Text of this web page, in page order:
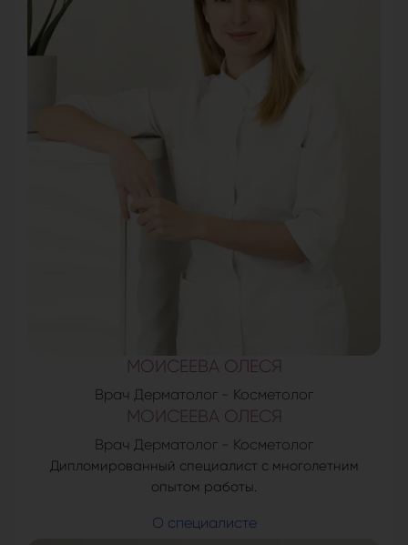
МОИСЕЕВА ОЛЕСЯ
Врач Дерматолог - Косметолог
МОИСЕЕВА ОЛЕСЯ
Врач Дерматолог - Косметолог
Дипломированный специалист с многолетним
опытом работы.
О специалисте